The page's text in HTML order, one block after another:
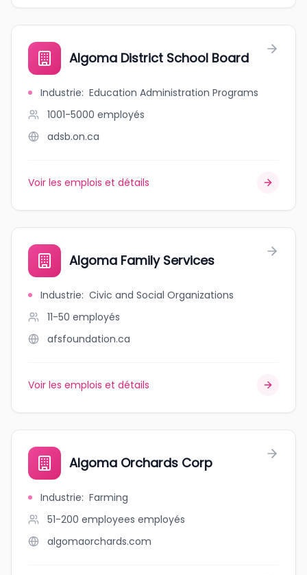
Algoma District School Board
Industrie: Education Administration Programs
1001-5000 employés
adsb.on.ca
Voir les emplois et détails
Algoma Family Services
Industrie: Civic and Social Organizations
11-50 employés
afsfoundation.ca
Voir les emplois et détails
Algoma Orchards Corp
Industrie: Farming
51-200 employees employés
algomaorchards.com